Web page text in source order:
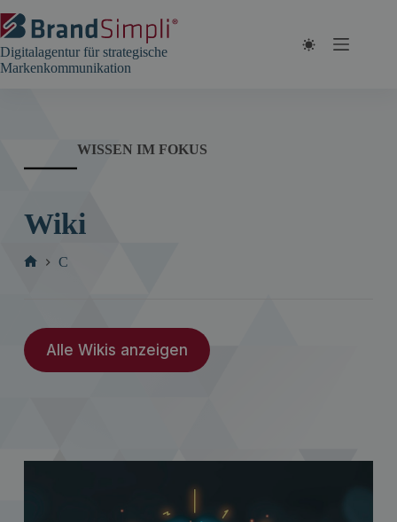
Inhalt
springen
Digitalagentur für strategische
Markenkommunikation
WISSEN IM FOKUS
Wiki
C
Alle Wikis anzeigen